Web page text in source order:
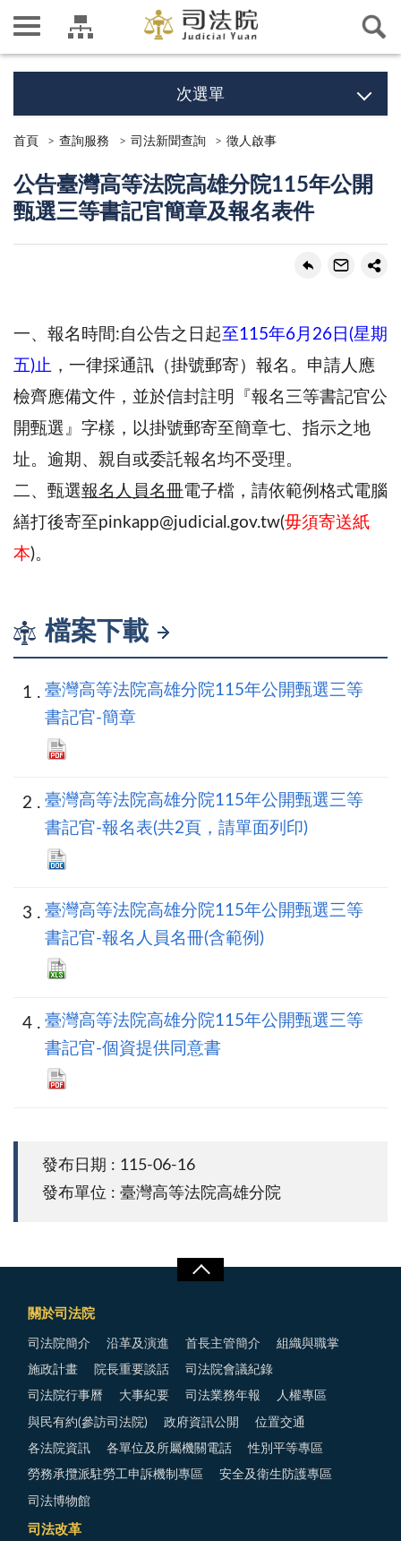
次選單
首頁 查詢服務 司法新聞查詢 徵人啟事
公告臺灣⾼等法院⾼雄分院115年公開
甄選三等書記官簡章及報名表件
⼀、報名時間:⾃公告之⽇起 ⾄115年6⽉26⽇(星期
五)⽌ ，⼀律採通訊（掛號郵寄）報名。申請⼈應
檢⿑應備文件，並於信封註明『報名三等書記官公
開甄選』字樣，以掛號郵寄⾄簡章七、指⽰之地
址。逾期、親⾃或委託報名均不受理。
⼆、甄選報名⼈員名冊電⼦檔，請依範例格式電腦
繕打後寄⾄pinkapp@judicial.gov.tw(毋須寄送紙
本)。
檔案下載
臺灣高等法院高雄分院115年公開甄選三等
書記官-簡章
臺灣高等法院高雄分院115年公開甄選三等
書記官-報名表(共2頁，請單面列印)
臺灣高等法院高雄分院115年公開甄選三等
書記官-報名人員名冊(含範例)
臺灣高等法院高雄分院115年公開甄選三等
書記官-個資提供同意書
發布日期 : 115-06-16
發布單位 : 臺灣高等法院高雄分院
關於司法院
司法院簡介 沿革及演進 首長主管簡介 組織與職掌
施政計畫 院長重要談話 司法院會議紀錄
司法院行事曆 大事紀要 司法業務年報 人權專區
與民有約(參訪司法院) 政府資訊公開 位置交通
各法院資訊 各單位及所屬機關電話 性別平等專區
勞務承攬派駐勞工申訴機制專區 安全及衛生防護專區
司法博物館
司法改革